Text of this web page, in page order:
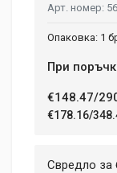
1
При
€148.47/
€178.16/
Свредло за